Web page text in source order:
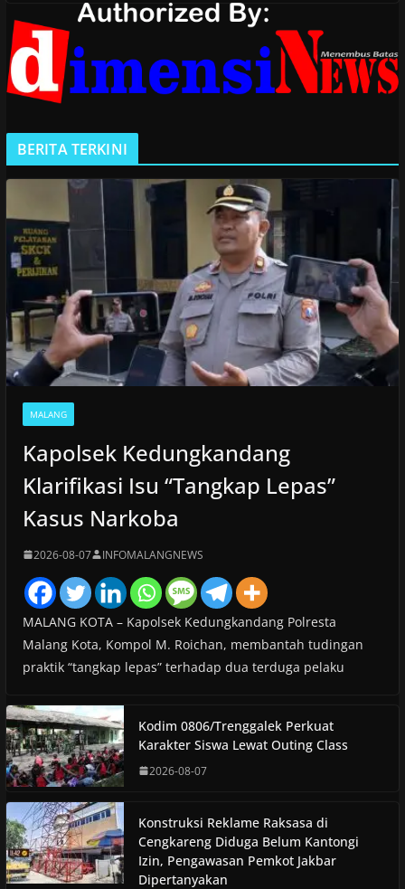
BERITA TERKINI
MALANG
Kapolsek Kedungkandang
Klarifikasi Isu “Tangkap Lepas”
Kasus Narkoba
2026-08-07 INFOMALANGNEWS
MALANG KOTA – Kapolsek Kedungkandang Polresta
Malang Kota, Kompol M. Roichan, membantah tudingan
praktik “tangkap lepas” terhadap dua terduga pelaku
Kodim 0806/Trenggalek Perkuat
Karakter Siswa Lewat Outing Class
2026-08-07
Konstruksi Reklame Raksasa di
Cengkareng Diduga Belum Kantongi
Izin, Pengawasan Pemkot Jakbar
Dipertanyakan